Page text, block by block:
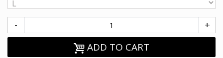
- +
ADD TO CART